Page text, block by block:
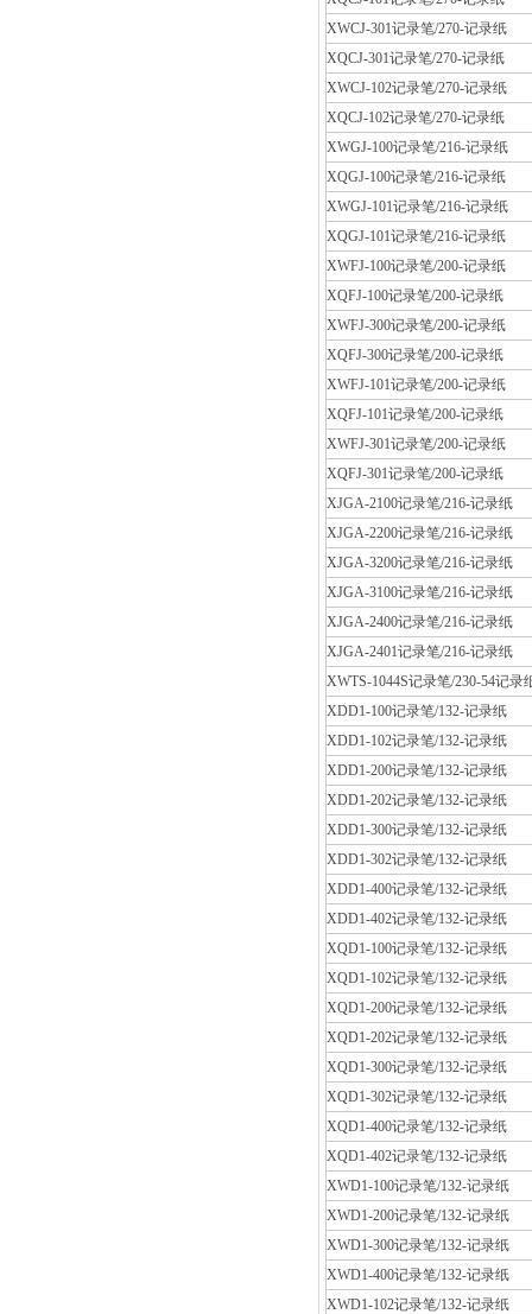
XWCJ-301记录笔/270-记录纸
XQCJ-301记录笔/270-记录纸
XWCJ-102记录笔/270-记录纸
XQCJ-102记录笔/270-记录纸
XWGJ-100记录笔/216-记录纸
XQGJ-100记录笔/216-记录纸
XWGJ-101记录笔/216-记录纸
XQGJ-101记录笔/216-记录纸
XWFJ-100记录笔/200-记录纸
XQFJ-100记录笔/200-记录纸
XWFJ-300记录笔/200-记录纸
XQFJ-300记录笔/200-记录纸
XWFJ-101记录笔/200-记录纸
XQFJ-101记录笔/200-记录纸
XWFJ-301记录笔/200-记录纸
XQFJ-301记录笔/200-记录纸
XJGA-2100记录笔/216-记录纸
XJGA-2200记录笔/216-记录纸
XJGA-3200记录笔/216-记录纸
XJGA-3100记录笔/216-记录纸
XJGA-2400记录笔/216-记录纸
XJGA-2401记录笔/216-记录纸
XWTS-1044S记录笔/230-54记录
XDD1-100记录笔/132-记录纸
XDD1-102记录笔/132-记录纸
XDD1-200记录笔/132-记录纸
XDD1-202记录笔/132-记录纸
XDD1-300记录笔/132-记录纸
XDD1-302记录笔/132-记录纸
XDD1-400记录笔/132-记录纸
XDD1-402记录笔/132-记录纸
XQD1-100记录笔/132-记录纸
XQD1-102记录笔/132-记录纸
XQD1-200记录笔/132-记录纸
XQD1-202记录笔/132-记录纸
XQD1-300记录笔/132-记录纸
XQD1-302记录笔/132-记录纸
XQD1-400记录笔/132-记录纸
XQD1-402记录笔/132-记录纸
XWD1-100记录笔/132-记录纸
XWD1-200记录笔/132-记录纸
XWD1-300记录笔/132-记录纸
XWD1-400记录笔/132-记录纸
XWD1-102记录笔/132-记录纸